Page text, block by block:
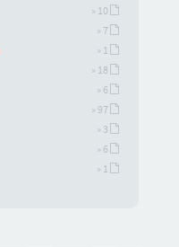
» 10
» 7
» 1
» 18
» 6
» 97
» 3
» 6
» 1